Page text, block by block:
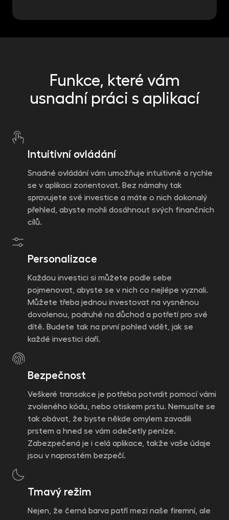
Funkce, které vám
usnadní práci s aplikací
Intuitivní ovládání
Snadné ovládání vám umožňuje intuitivně a rychle
se v aplikaci zorientovat. Bez námahy tak
spravujete své investice a máte o nich dokonalý
přehled, abyste mohli dosáhnout svých finančních
cílů.
Personalizace
Každou investici si můžete podle sebe
pojmenovat, abyste se v nich co nejlépe vyznali.
Můžete třeba jednou investovat na vysněnou
dovolenou, podruhé na důchod a potřetí pro své
dítě. Budete tak na první pohled vidět, jak se
každé investici daří.
Bezpečnost
Veškeré transakce je potřeba potvrdit pomocí vámi
zvoleného kódu, nebo otiskem prstu. Nemusíte se
tak obávat, že byste někde omylem zavadili
prstem a hned se vám odečetly peníze.
Zabezpečená je i celá aplikace, takže vaše údaje
jsou v naprostém bezpečí.
Tmavý režim
Nejen, že černá barva patří mezi naše firemní, ale